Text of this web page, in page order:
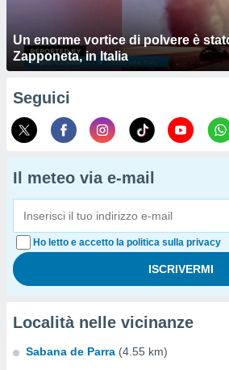
Un enorme vortice di polvere è
Zapponeta, in Italia
Seguici
Il meteo via e-mail
Ho letto e accetto la politica sulla privacy
Località nelle vicinanze
Sabana de Parra (4.55 km)